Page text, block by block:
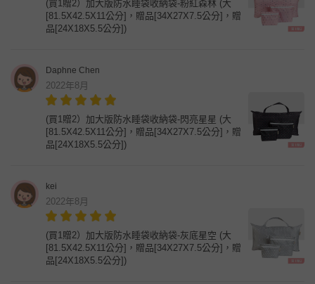
(買1贈2）加大版防水睡袋收納袋-粉紅森林 (大
[81.5X42.5X11公分]，贈品[34X27X7.5公分]，贈
品[24X18X5.5公分])
Daphne Chen
2022年8月
(買1贈2）加大版防水睡袋收納袋-閃亮星星 (大
[81.5X42.5X11公分]，贈品[34X27X7.5公分]，贈
品[24X18X5.5公分])
kei
2022年8月
(買1贈2）加大版防水睡袋收納袋-灰底星空 (大
[81.5X42.5X11公分]，贈品[34X27X7.5公分]，贈
品[24X18X5.5公分])